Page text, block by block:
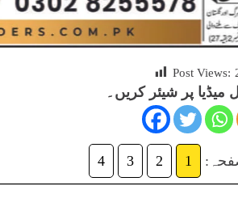
Post Views:
پر شیئر کریں۔
1
2
3
4